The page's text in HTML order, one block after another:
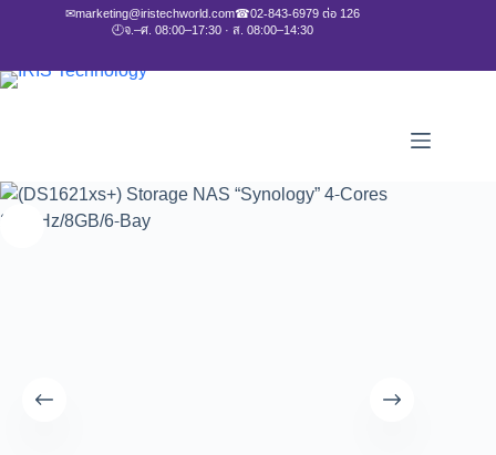
✉marketing@iristechworld.com☎02-843-6979 ต่อ 126
🕘จ.–ศ. 08:00–17:30 · ส. 08:00–14:30